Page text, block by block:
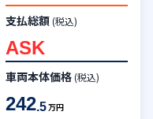
支払総額 (税込)
ASK
車両本体価格 (税込)
242.5万円